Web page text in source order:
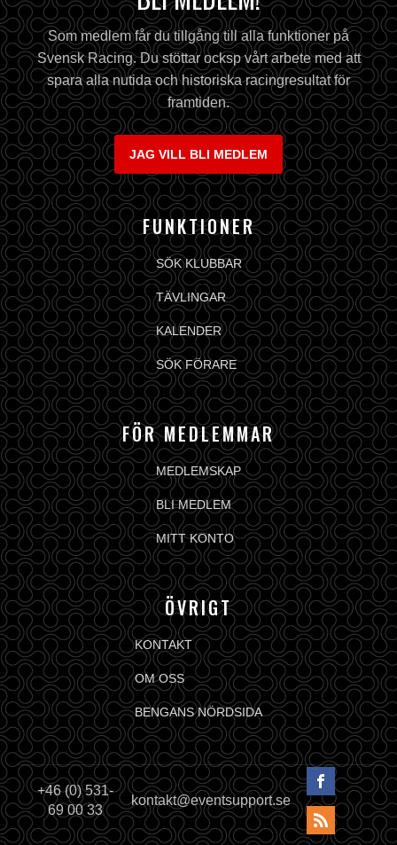
Som medlem får du tillgång till alla funktioner på
Svensk Racing. Du stöttar ocksp vårt arbete med att
spara alla nutida och historiska racingresultat för
framtiden.
JAG VILL BLI MEDLEM
FUNKTIONER
SÖK KLUBBAR
TÄVLINGAR
KALENDER
SÖK FÖRARE
FÖR MEDLEMMAR
MEDLEMSKAP
BLI MEDLEM
MITT KONTO
ÖVRIGT
KONTAKT
OM OSS
BENGANS NÖRDSIDA
+46 (0) 531-
69 00 33
kontakt@eventsupport.se